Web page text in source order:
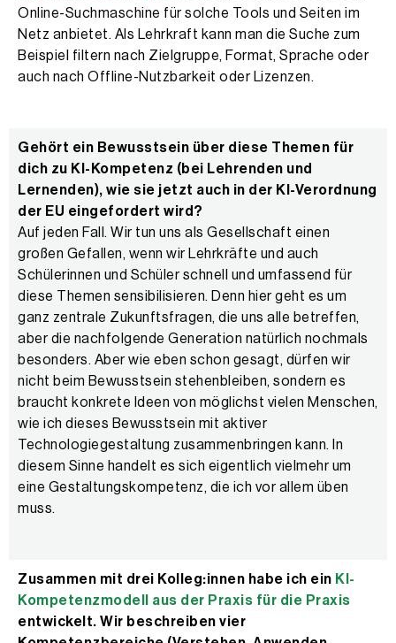
Online-Suchmaschine für solche Tools und Seiten im
Netz anbietet. Als Lehrkraft kann man die Suche zum
Beispiel filtern nach Zielgruppe, Format, Sprache oder
auch nach Offline-Nutzbarkeit oder Lizenzen.
Gehört ein Bewusstsein über diese Themen für
dich zu KI-Kompetenz (bei Lehrenden und
Lernenden), wie sie jetzt auch in der KI-Verordnung
der EU eingefordert wird?
Auf jeden Fall. Wir tun uns als Gesellschaft einen
großen Gefallen, wenn wir Lehrkräfte und auch
Schülerinnen und Schüler schnell und umfassend für
diese Themen sensibilisieren. Denn hier geht es um
ganz zentrale Zukunftsfragen, die uns alle betreffen,
aber die nachfolgende Generation natürlich nochmals
besonders. Aber wie eben schon gesagt, dürfen wir
nicht beim Bewusstsein stehenbleiben, sondern es
braucht konkrete Ideen von möglichst vielen Menschen,
wie ich dieses Bewusstsein mit aktiver
Technologiegestaltung zusammenbringen kann. In
diesem Sinne handelt es sich eigentlich vielmehr um
eine Gestaltungskompetenz, die ich vor allem üben
muss.
Zusammen mit drei Kolleg:innen habe ich ein KI-
Kompetenzmodell aus der Praxis für die Praxis
entwickelt. Wir beschreiben vier